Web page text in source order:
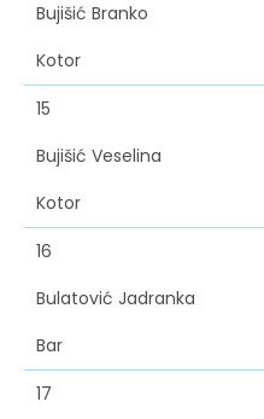
Bujišić Branko
Kotor
15
Bujišić Veselina
Kotor
16
Bulatović Jadranka
Bar
17